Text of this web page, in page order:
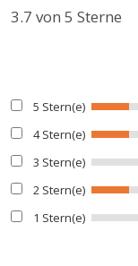
3.7 von 5 Sterne
5 Stern(e)
4 Stern(e)
3 Stern(e)
2 Stern(e)
1 Stern(e)